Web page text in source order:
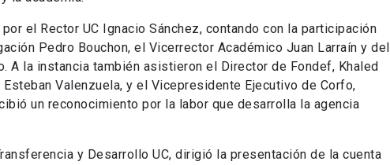
el Rector UC Ignacio Sánchez, contando con la participación
Pedro Bouchon, el Vicerrector Académico Juan Larraín y del
A la instancia también asistieron el Director de Fondef, Khaled
Valenzuela, y el Vicepresidente Ejecutivo de Corfo,
un reconocimiento por la labor que desarrolla la agencia
y Desarrollo UC, dirigió la presentación de la cuenta